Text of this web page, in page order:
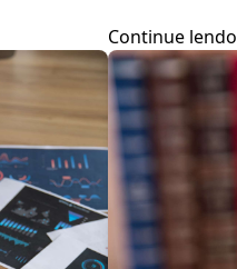
Continue lendo